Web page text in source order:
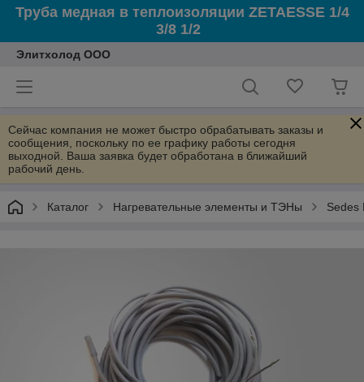
Труба медная в теплоизоляции ZETAESSE 1/4
3/8 1/2
Элитхолод ООО
Сейчас компания не может быстро обрабатывать заказы и
сообщения, поскольку по ее графику работы сегодня
выходной. Ваша заявка будет обработана в ближайший
рабочий день.
Каталог Нагревательные элементы и ТЭНы Sedes